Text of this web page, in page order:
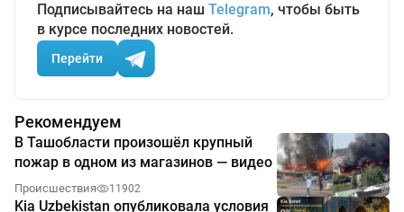
Подписывайтесь на наш Telegram, чтобы быть
в курсе последних новостей.
Перейти
Рекомендуем
В Ташобласти произошёл крупный
пожар в одном из магазинов — видео
Происшествия 11902
Kia Uzbekistan опубликовала условия